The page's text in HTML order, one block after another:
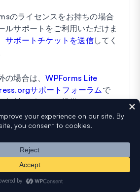
のライセンスをお持ちの場合
ルサポートをご利用いただけま
サポートチケットを送信してく
の場合は、WPForms Lite
サポートフォーラムで
無料サポートを提供していま